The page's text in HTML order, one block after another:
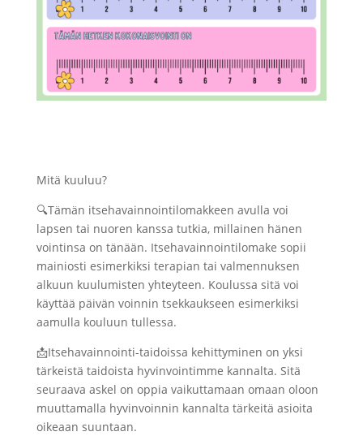
Mitä kuuluu?
🔍Tämän itsehavainnointilomakkeen avulla voi
lapsen tai nuoren kanssa tutkia, millainen hänen
vointinsa on tänään. Itsehavainnointilomake sopii
mainiosti esimerkiksi terapian tai valmennuksen
alkuun kuulumisten yhteyteen. Koulussa sitä voi
käyttää päivän voinnin tsekkaukseen esimerkiksi
aamulla kouluun tullessa.
📩Itsehavainnointi-taidoissa kehittyminen on yksi
tärkeistä taidoista hyvinvointimme kannalta. Sitä
seuraava askel on oppia vaikuttamaan omaan oloon
muuttamalla hyvinvoinnin kannalta tärkeitä asioita
oikeaan suuntaan.